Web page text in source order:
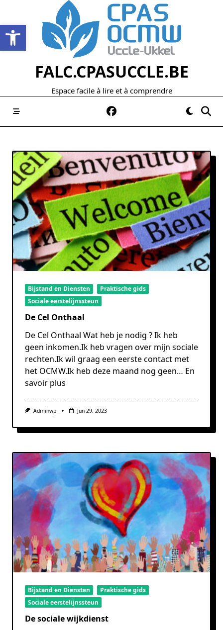
Open werkbalk
content
FALC.CPASUCCLE.BE
Espace facile à lire et à comprendre
Bijstand en Diensten
Praktische gids
Sociale eerstelijnssteun
De Cel Onthaal
De Cel Onthaal Wat heb je nodig ? Ik heb
geen inkomen.Ik heb vragen over mijn sociale
rechten.Ik wil graag een eerste contact met
het OCMW.Ik heb deze maand nog geen… En
savoir plus
Adminwp Jun 29, 2023
Bijstand en Diensten
Praktische gids
Sociale eerstelijnssteun
De sociale wijkdienst